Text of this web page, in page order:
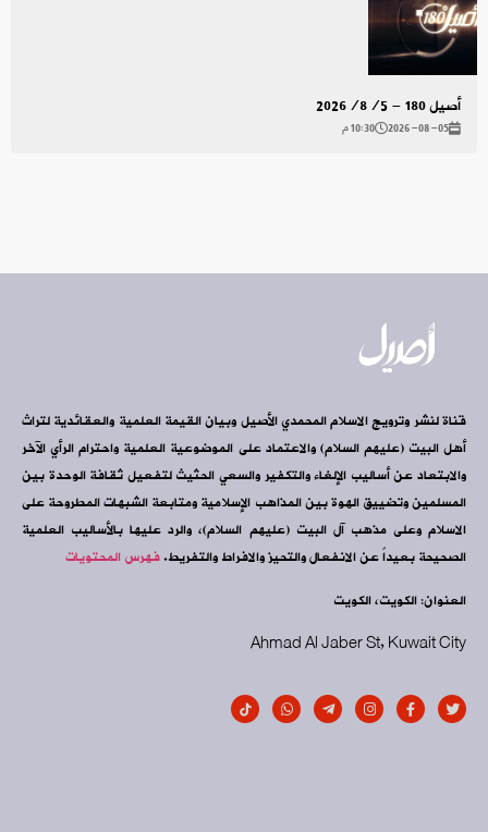
أصيل 180 - 2026/8/5
2026-08-05 10:30 م
قناة لنشر وترويج الاسلام المحمدي الأصيل وبيان القيمة العلمية والعقائدية لتراث
أهل البيت (عليهم السلام) والاعتماد على الموضوعية العلمية واحترام الرأي الآخر
والابتعاد عن أساليب الإلغاء والتكفير والسعي الحثيث لتفعيل ثقافة الوحدة بين
المسلمين وتضييق الهوة بين المذاهب الإسلامية ومتابعة الشبهات المطروحة على
الاسلام وعلى مذهب آل البيت (عليهم السلام)، والرد عليها بالأساليب العلمية
الصحيحة بعيداً عن الانفعال والتحيز والافراط والتفريط.فهرس المحتويات
العنوان: الكويت، الكويت
Ahmad Al Jaber St, Kuwait City